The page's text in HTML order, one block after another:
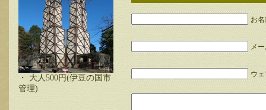
・ 大人500円(伊豆の国市
管理)
お
メ
ウ